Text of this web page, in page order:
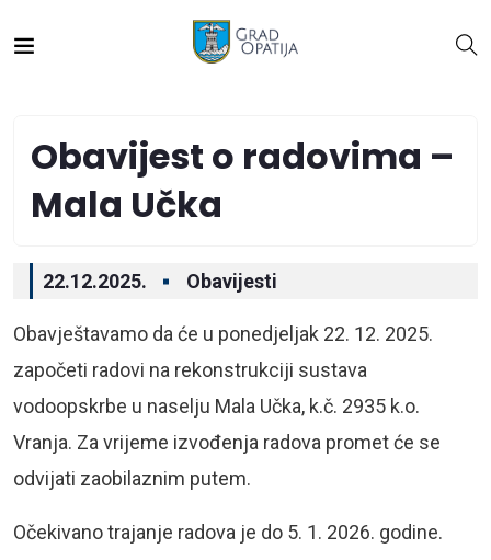
Obavijest o radovima –
Mala Učka
22.12.2025. Obavijesti
Obavještavamo da će u ponedjeljak 22. 12. 2025.
započeti radovi na rekonstrukciji sustava
vodoopskrbe u naselju Mala Učka, k.č. 2935 k.o.
Vranja. Za vrijeme izvođenja radova promet će se
odvijati zaobilaznim putem.
Očekivano trajanje radova je do 5. 1. 2026. godine.